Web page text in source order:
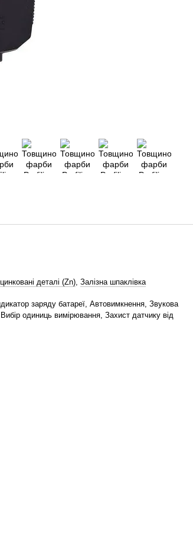
деталі (Zn), Залізна шпаклівка
заряду батареї, Автовимкнення, Звукова
одиниць вимірювання, Захист датчику від